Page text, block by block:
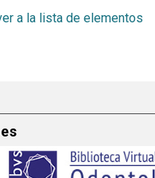
a la lista de elementos